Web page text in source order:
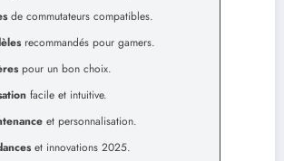
de commutateurs compatibles.
recommandés pour gamers.
pour un bon choix.
facile et intuitive.
et personnalisation.
et innovations 2025.